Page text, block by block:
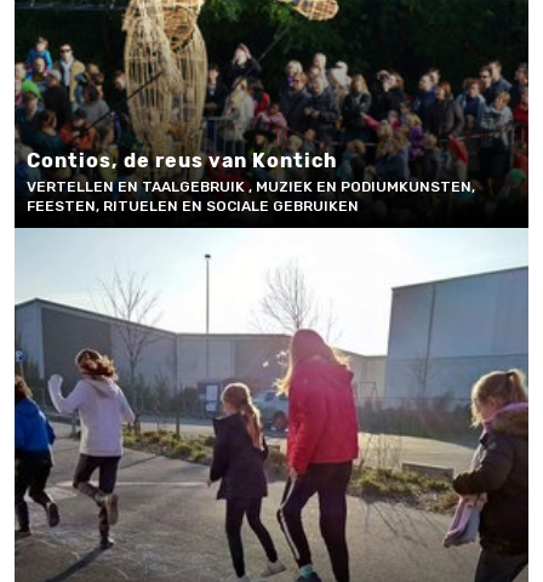
Contios, de reus van Kontich
VERTELLEN EN TAALGEBRUIK , MUZIEK EN PODIUMKUNSTEN,
FEESTEN, RITUELEN EN SOCIALE GEBRUIKEN